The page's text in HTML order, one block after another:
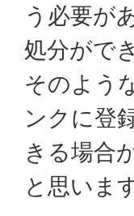
う必要が
処分がで
そのよう
ンクに登
きる場合
と思いま